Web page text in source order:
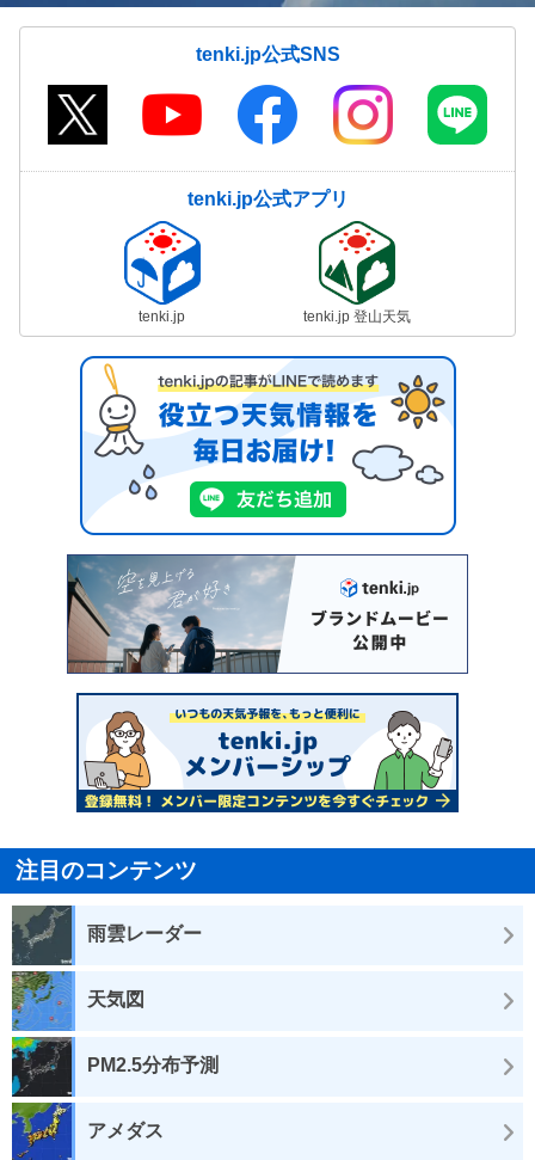
tenki.jp公式SNS
tenki.jp公式アプリ
tenki.jp tenki.jp 登山天気
注目のコンテンツ
雨雲レーダー
天気図
PM2.5分布予測
アメダス